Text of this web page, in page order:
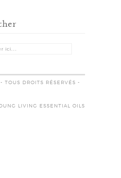
TOUS DROITS RÉSERVÉS -
LIVING ESSENTIAL OILS